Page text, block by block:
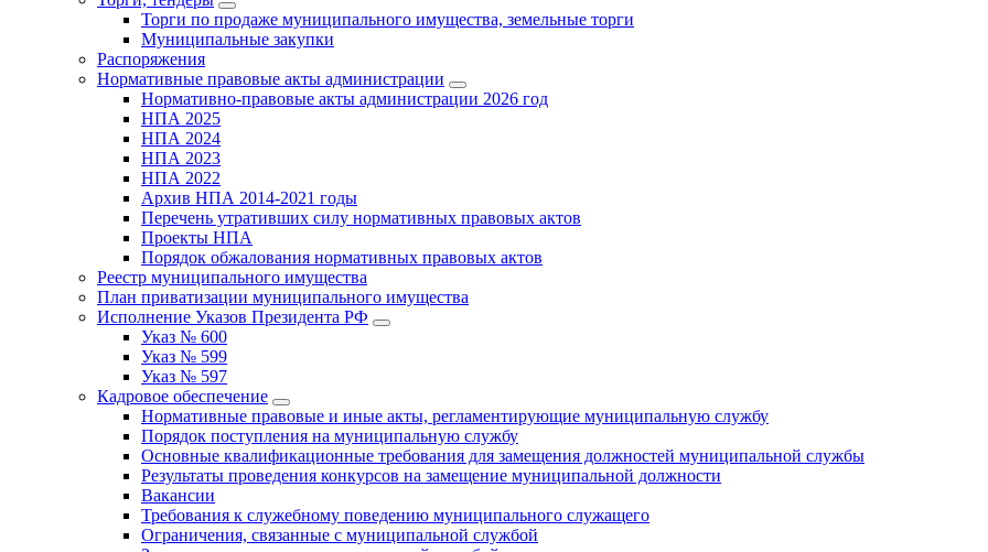
Торги по продаже муниципального имущества, земельные торги
Муниципальные закупки
Распоряжения
Нормативные правовые акты администрации
Нормативно-правовые акты администрации 2026 год
НПА 2025
НПА 2024
НПА 2023
НПА 2022
Архив НПА 2014-2021 годы
Перечень утративших силу нормативных правовых актов
Проекты НПА
Порядок обжалования нормативных правовых актов
Реестр муниципального имущества
План приватизации муниципального имущества
Исполнение Указов Президента РФ
Указ № 600
Указ № 599
Указ № 597
Кадровое обеспечение
Нормативные правовые и иные акты, регламентирующие муниципальную службу
Порядок поступления на муниципальную службу
Основные квалификационные требования для замещения должностей муниципальной службы
Результаты проведения конкурсов на замещение муниципальной должности
Вакансии
Требования к служебному поведению муниципального служащего
Ограничения, связанные с муниципальной службой